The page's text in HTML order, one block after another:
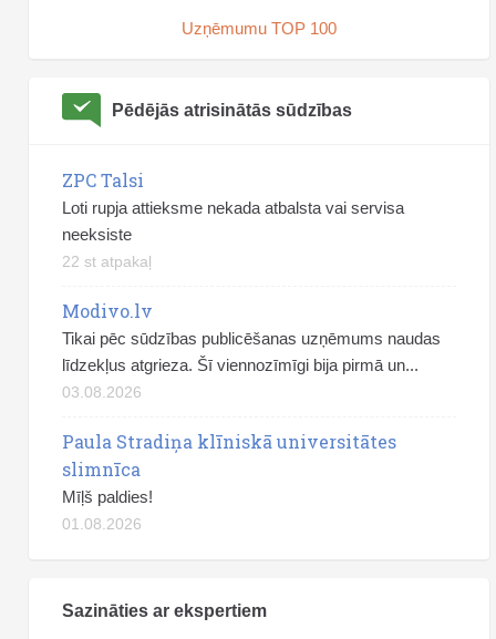
Uzņēmumu TOP 100
Pēdējās atrisinātās sūdzības
ZPC Talsi
Loti rupja attieksme nekada atbalsta vai servisa
neeksiste
22 st atpakaļ
Modivo.lv
Tikai pēc sūdzības publicēšanas uzņēmums naudas
līdzekļus atgrieza. Šī viennozīmīgi bija pirmā un...
03.08.2026
Paula Stradiņa klīniskā universitātes
slimnīca
Mīļš paldies!
01.08.2026
Sazināties ar ekspertiem